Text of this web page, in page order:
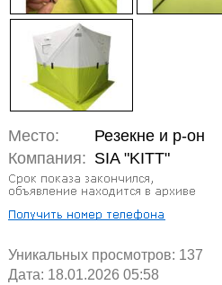
Место:
Резекне и р-он
Компания: SIA "KITT"
Уникальных просмотров: 137
Дата: 18.01.2026 05:58